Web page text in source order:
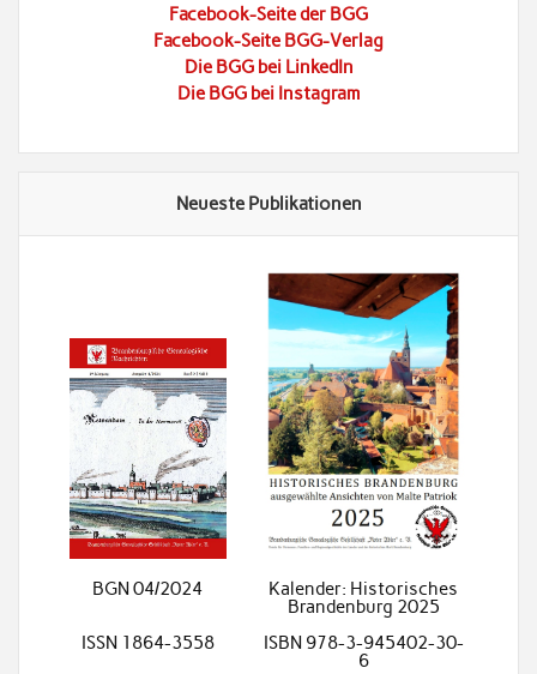
Facebook-Seite der BGG
Facebook-Seite BGG-Verlag
Die BGG bei LinkedIn
Die BGG bei Instagram
Neueste Publikationen
BGN 04/2024
Kalender: Historisches
Brandenburg 2025
ISSN 1864-3558
ISBN 978-3-945402-30-
6